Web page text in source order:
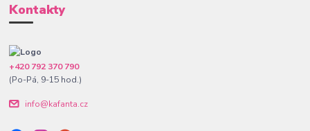
Kontakty
+420 792 370 790
(Po-Pá, 9-15 hod.)
info@kafanta.cz